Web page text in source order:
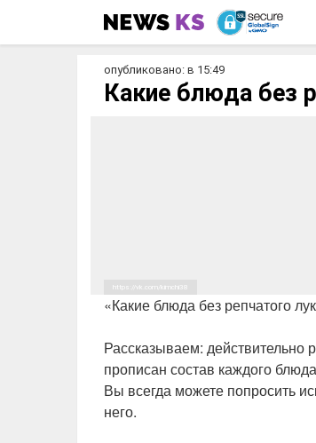
опубликовано: в 15:49
Какие блюда без
https://vk.com/kimchi38
«Какие блюда без репчатого
Рассказываем: действительно
прописан состав каждого
Вы всегда можете попросить
него.